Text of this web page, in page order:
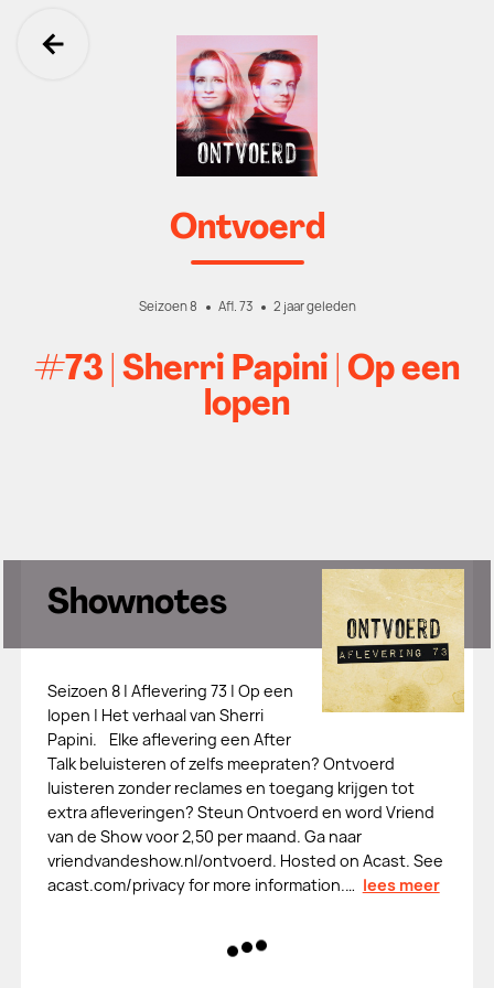
Ga terug
Ontvoerd
Seizoen 8 Afl. 73 2 jaar geleden
#73 | Sherri Papini | Op een
lopen
Shownotes
Seizoen 8 | Aflevering 73 | Op een
lopen | Het verhaal van Sherri
Papini. Elke aflevering een After
Talk beluisteren of zelfs meepraten? Ontvoerd
luisteren zonder reclames en toegang krijgen tot
extra afleveringen? Steun Ontvoerd en word Vriend
van de Show voor 2,50 per maand. Ga naar
vriendvandeshow.nl/ontvoerd. Hosted on Acast. See
acast.com/privacy for more information.… lees meer